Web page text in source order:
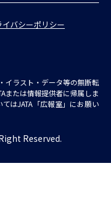
イバシーポリシー
イラスト・データ等の無断転
または情報提供者に帰属しま
はJATA「広報室」にお願い
Reserved.